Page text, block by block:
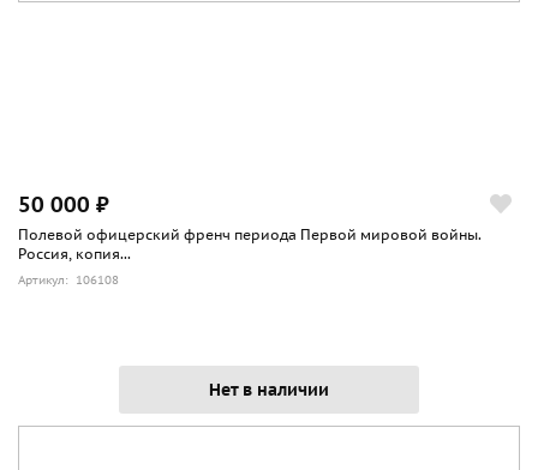
50 000 ₽
Полевой офицерский френч периода Первой мировой войны.
Россия, копия...
Артикул: 106108
Нет в наличии